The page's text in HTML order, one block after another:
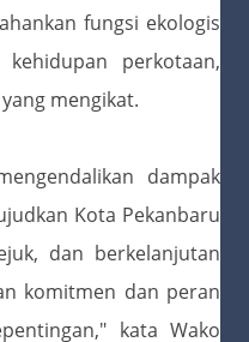
fungsi ekologis
perkotaan,
mengikat.
dampak
Kota Pekanbaru
dan berkelanjutan
komitmen dan peran
kata Wako